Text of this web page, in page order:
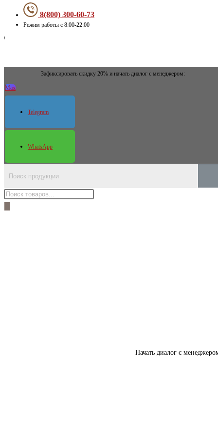
8(800) 300-60-73
Режим работы с 8:00-22:00
Зафиксировать скидку 20% и начать диалог с менеджером:
Max
Telegram
WhatsApp
Поиск
Начать диалог с